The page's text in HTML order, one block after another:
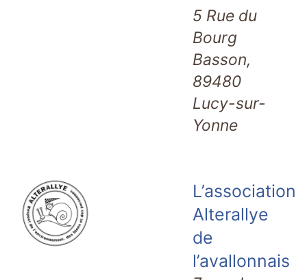
5 Rue du
Bourg
Basson,
89480
Lucy-sur-
Yonne
L’association
Alterallye
de
l’avallonnais